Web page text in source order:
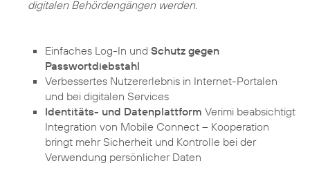
digitalen Behördengängen werden.
Einfaches Log-In und Schutz gegen
Passwortdiebstahl
Verbessertes Nutzererlebnis in Internet-Portalen
und bei digitalen Services
Identitäts- und Datenplattform Verimi beabsichtigt
Integration von Mobile Connect – Kooperation
bringt mehr Sicherheit und Kontrolle bei der
Verwendung persönlicher Daten